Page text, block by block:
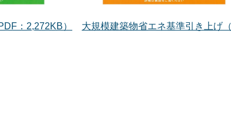
：2,272KB）
大規模建築物省エネ基準引き上げ